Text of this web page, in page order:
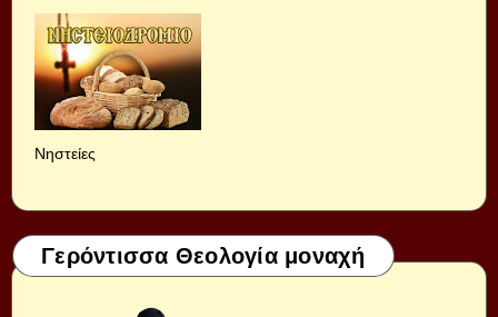
Νηστείες
Γερόντισσα Θεολογία μοναχή